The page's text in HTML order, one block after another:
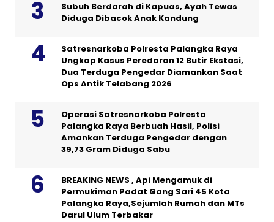
Subuh Berdarah di Kapuas, Ayah Tewas
Diduga Dibacok Anak Kandung
Satresnarkoba Polresta Palangka Raya
Ungkap Kasus Peredaran 12 Butir Ekstasi,
Dua Terduga Pengedar Diamankan Saat
Ops Antik Telabang 2026
Operasi Satresnarkoba Polresta
Palangka Raya Berbuah Hasil, Polisi
Amankan Terduga Pengedar dengan
39,73 Gram Diduga Sabu
BREAKING NEWS , Api Mengamuk di
Permukiman Padat Gang Sari 45 Kota
Palangka Raya,Sejumlah Rumah dan MTs
Darul Ulum Terbakar